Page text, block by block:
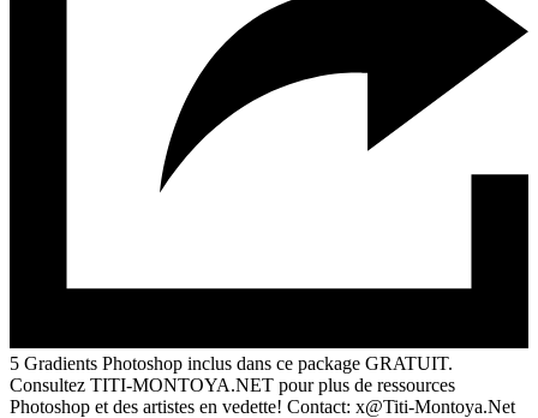
5 Gradients Photoshop inclus dans ce package GRATUIT.
Consultez TITI-MONTOYA.NET pour plus de ressources
Photoshop et des artistes en vedette! Contact: x@Titi-Montoya.Net